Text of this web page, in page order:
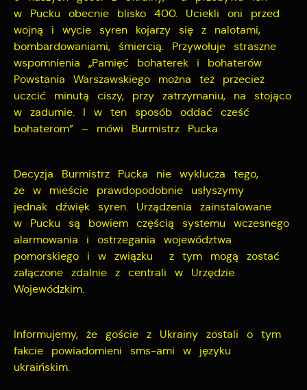
w Pucku obecnie blisko 400. Uciekli oni przed
wojną i wycie syren kojarzy się z nalotami,
bombardowaniami, śmiercią. Przywołuje straszne
wspomnienia „Pamięć bohaterek i bohaterów
Powstania Warszawskiego można też przecież
uczcić minutą ciszy, przy zatrzymaniu, na stojąco
w zadumie. I w ten sposób oddać cześć
bohaterom” – mówi Burmistrz Pucka.
Decyzja Burmistrz Pucka nie wyklucza tego,
że w mieście prawdopodobnie usłyszymy
jednak dźwięk syren. Urządzenia zainstalowane
w Pucku są bowiem częścią systemu wczesnego
alarmowania i ostrzegania województwa
pomorskiego i w związku z tym mogą zostać
załączone zdalnie z centrali w Urzędzie
Wojewódzkim.
Informujemy, że goście z Ukrainy zostali o tym
fakcie powiadomieni sms-ami w języku
ukraińskim.
popularności wśród użytkowników. Zgromadzone
informacje są przetwarzane w formie zanonimizowanej.
Wyrażenie zgody na analityczne pliki cookies
gwarantuje dostępność wszystkich funkcjonalności.
Dzięki reklamowym plikom cookies prezentujemy Ci
najciekawsze informacje i aktualności na stronach
naszych partnerów.
Promocyjne pliki cookies służą do prezentowania Ci
naszych komunikatów na podstawie analizy Twoich
upodobań oraz Twoich zwyczajów dotyczących
przeglądanej witryny internetowej. Treści promocyjne
mogą pojawić się na stronach podmiotów trzecich lub
pośredników prezentujących nasze treści w postaci
wiadomości, ofert, komunikatów mediów
społecznościowych.
Więcej